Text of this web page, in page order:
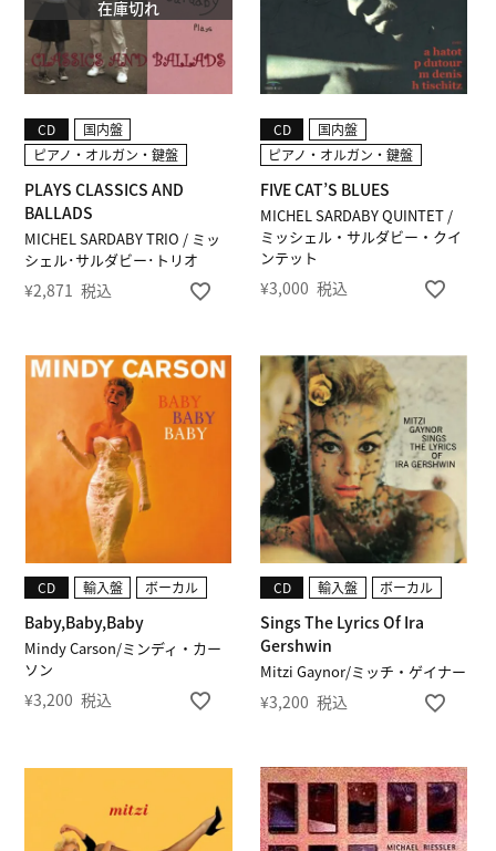
MICHEL SARDABY TRIO / ミッ
シェル･サルダビー･トリオ
PLAYS CLASSICS AND
BALLADS
CD
国内盤
ピアノ・オルガン・鍵盤
¥2,871 税込
在庫切れ
MICHEL SARDABY QUINTET /
ミッシェル・サルダビー・クイ
ンテット
FIVE CAT’S BLUES
CD
国内盤
ピアノ・オルガン・鍵盤
¥3,000 税込
Mindy Carson/ミンディ・カー
ソン
Baby,Baby,Baby
CD 輸入盤 ボーカル
¥3,200 税込
Mitzi Gaynor/ミッチ・ゲイナー
Sings The Lyrics Of Ira
Gershwin
CD 輸入盤 ボーカル
¥3,200 税込